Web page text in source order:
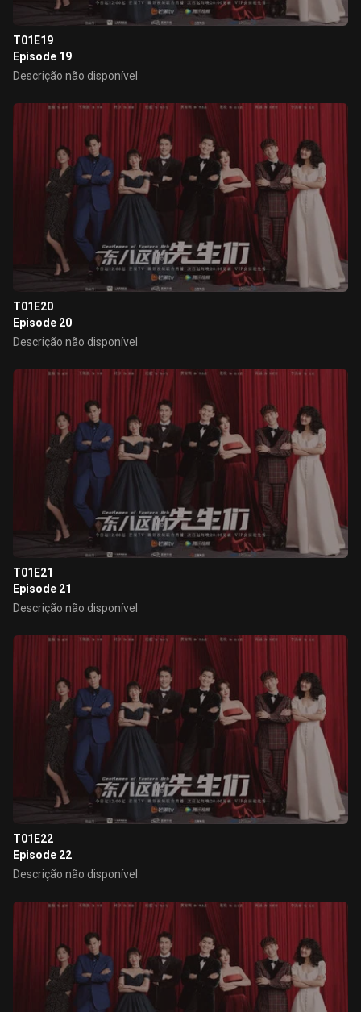
T01E19
Episode 19
Descrição não disponível
T01E20
Episode 20
Descrição não disponível
T01E21
Episode 21
Descrição não disponível
T01E22
Episode 22
Descrição não disponível